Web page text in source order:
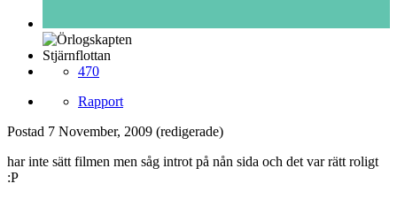
Stjärnflottan
470
Rapport
Postad 7 November, 2009 (redigerade)
har inte sätt filmen men såg introt på nån sida och det var rätt roligt
:P